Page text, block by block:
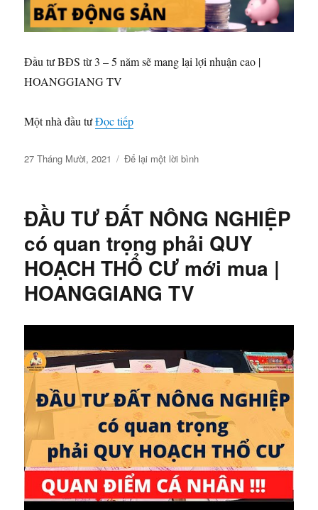
Đầu tư BĐS từ 3 – 5 năm sẽ mang lại lợi nhuận cao |
HOANGGIANG TV
Một nhà đầu tưĐọc tiếp“Đầu tư BĐS từ 3 – 5 năm SẼ mang
Đăng
27 Tháng Mười, 2021 Để lại một lời bìnhở
từ
5
năm
lại
NHUẬN
CAO
HOANGGIANG
TV
ĐẦU TƯ ĐẤT NÔNG NGHIỆP
có quan trọng phải QUY
HOẠCH THỔ CƯ mới mua |
HOANGGIANG TV